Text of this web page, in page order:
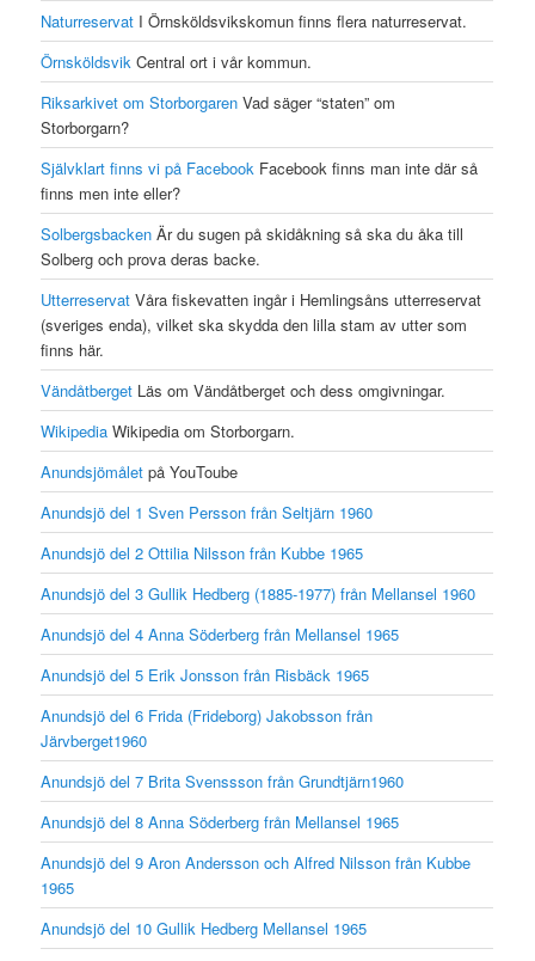
Naturreservat I Örnsköldsvikskomun finns flera naturreservat.
Örnsköldsvik Central ort i vår kommun.
Riksarkivet om Storborgaren Vad säger “staten” om
Storborgarn?
Självklart finns vi på Facebook Facebook finns man inte där så
finns men inte eller?
Solbergsbacken Är du sugen på skidåkning så ska du åka till
Solberg och prova deras backe.
Utterreservat Våra fiskevatten ingår i Hemlingsåns utterreservat
(sveriges enda), vilket ska skydda den lilla stam av utter som
finns här.
Vändåtberget Läs om Vändåtberget och dess omgivningar.
Wikipedia Wikipedia om Storborgarn.
Anundsjömålet på YouToube
Anundsjö del 1 Sven Persson från Seltjärn 1960
Anundsjö del 2 Ottilia Nilsson från Kubbe 1965
Anundsjö del 3 Gullik Hedberg (1885-1977) från Mellansel 1960
Anundsjö del 4 Anna Söderberg från Mellansel 1965
Anundsjö del 5 Erik Jonsson från Risbäck 1965
Anundsjö del 6 Frida (Frideborg) Jakobsson från
Järvberget1960
Anundsjö del 7 Brita Svenssson från Grundtjärn1960
Anundsjö del 8 Anna Söderberg från Mellansel 1965
Anundsjö del 9 Aron Andersson och Alfred Nilsson från Kubbe
1965
Anundsjö del 10 Gullik Hedberg Mellansel 1965